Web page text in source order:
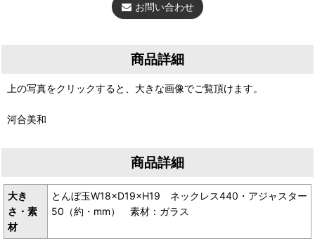
お問い合わせ
商品詳細
上の写真をクリックすると、大きな画像でご覧頂けます。
河合美和
商品詳細
大き
さ・素
材
とんぼ玉W18×D19×H19 ネックレス440・アジャスター
50（約・mm） 素材：ガラス